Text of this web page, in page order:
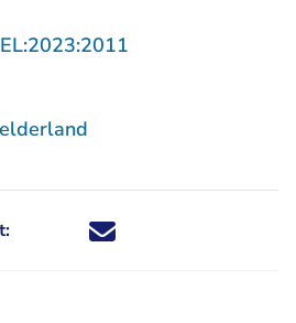
Deel dit nieuwsbericht via X -
Deel dit nieuwsbericht via
Deel dit nieuwsbericht
Deel dit